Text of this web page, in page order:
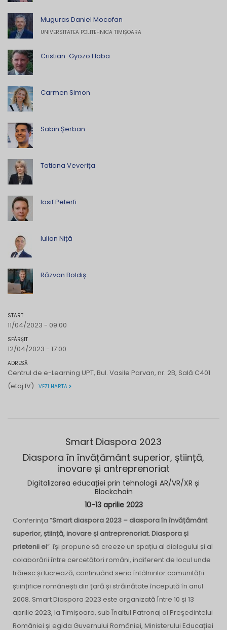
Muguras Daniel Mocofan
UNIVERSITATEA POLITEHNICA TIMIȘOARA
Cristian-Gyozo Haba
Carmen Simon
Sabin Șerban
Tatiana Veverița
Iosif Peterfi
Iulian Niță
Răzvan Boldiș
START
11/04/2023 - 09:00
SFÂRȘIT
12/04/2023 - 17:00
ADRESĂ
Centrul de e-Learning UPT, Bul. Vasile Parvan, nr. 2B, Sală C401
(etaj IV)
VEZI HARTA
Smart Diaspora 2023
Diaspora în învățământ superior, știință,
inovare și antreprenoriat
Digitalizarea educației prin tehnologii AR/VR/XR și
Blockchain
10-13 aprilie 2023
Conferința ”Smart diaspora 2023 – diaspora în învățământ
superior, știință, inovare și antreprenoriat. Diaspora și
prietenii ei” își propune să creeze un spațiu al dialogului și al
colaborării între cercetători români, indiferent de locul unde
trăiesc și lucrează, continuând seria întâlnirilor comunității
științifice românești din țară și străinătate începută în anul
2008. Smart Diaspora 2023 este organizată Între 10 și 13
aprilie 2023, la Timișoara, sub Înaltul Patronaj al Preşedintelui
României și egida Guvernului României, Ministerului Educației